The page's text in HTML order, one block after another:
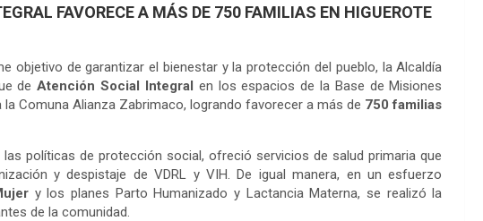
FAVORECE A MÁS DE 750 FAMILIAS EN HIGUEROTE
objetivo de garantizar el bienestar y la protección del pueblo, la Alcaldía
deAtención Social Integral en los espacios de la Base de Misiones
la Comuna Alianza Zabrimaco, logrando favorecer a más de 750 familias
políticas de protección social, ofreció servicios de salud primaria que
y despistaje de VDRL y VIH. De igual manera, en un esfuerzo
y los planes Parto Humanizado y Lactancia Materna, se realizó la
de la comunidad.